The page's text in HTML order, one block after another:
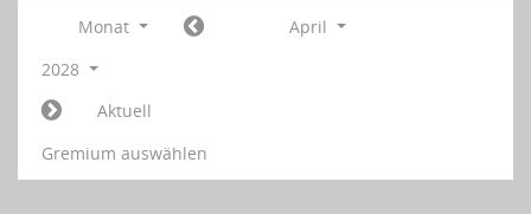
Monat
April
2028
Aktuell
Gremium auswählen